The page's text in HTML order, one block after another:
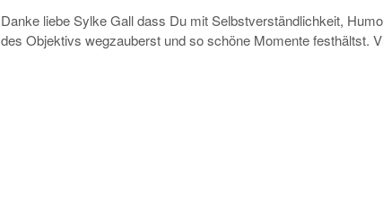
Danke liebe Sylke Gall dass Du mit Selbstverständlichkeit,
des Objektivs wegzauberst und so schöne Momente festhältst.